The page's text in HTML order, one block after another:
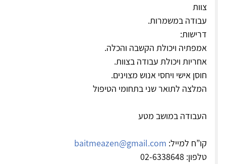
צוות
עבודה במשמרות.
דרישות:
אמפתיה ויכולת הקשבה והכלה.
אחריות ויכולת עבודה בצוות.
חוסן אישי ויחסי אנוש מצוינים.
המלצה לתואר שני בתחומי הטיפול
העבודה במושב מטע
קו”ח למייל: baitmeazen@gmail.com
טלפון: 02-6338648